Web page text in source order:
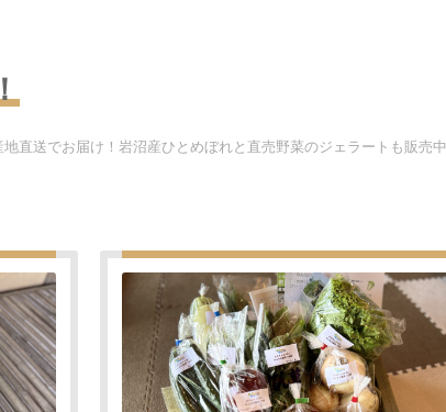
直送でお届け！岩沼産ひとめぼれと直売野菜のジェラートも販売中